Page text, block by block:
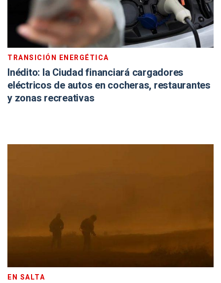
TRANSICIÓN ENERGÉTICA
Inédito: la Ciudad financiará cargadores
eléctricos de autos en cocheras, restaurantes
y zonas recreativas
EN SALTA